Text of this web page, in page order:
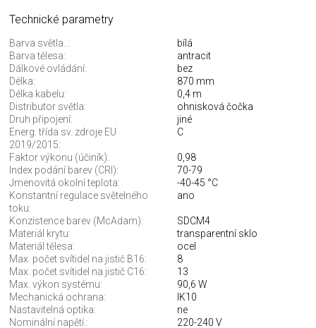
Technické parametry
Barva světla..:
bílá
Barva tělesa:
antracit
Dálkové ovládání:
bez
Délka:
870 mm
Délka kabelu:
0,4 m
Distributor světla:
ohnisková čočka
Druh připojení:
jiné
Energ. třída sv. zdroje EU
2019/2015:
C
Faktor výkonu (účiník):
0,98
Index podání barev (CRI):
70-79
Jmenovitá okolní teplota:
-40-45 °C
Konstantní regulace světelného
toku:
ano
Konzistence barev (McAdam):
SDCM4
Materiál krytu:
transparentní sklo
Materiál tělesa:
ocel
Max. počet svítidel na jistič B16:
8
Max. počet svítidel na jistič C16:
13
Max. výkon systému:
90,6 W
Mechanická ochrana:
IK10
Nastavitelná optika:
ne
Nominální napětí.:
220-240 V